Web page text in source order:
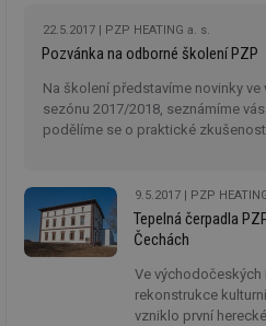
22.5.2017 PZP HEATING a. s.
Pozvánka na odborné školení PZP
Na školení představíme novinky
sezónu 2017/2018, seznámíme
podělíme se o praktické
9.5.2017 PZP
Tepelná čerpadla
Čechách
Ve
rekonstrukce
vzniklo první